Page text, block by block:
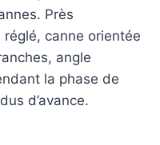
Près
réglé, canne orientée
angle
la phase de
d’avance.